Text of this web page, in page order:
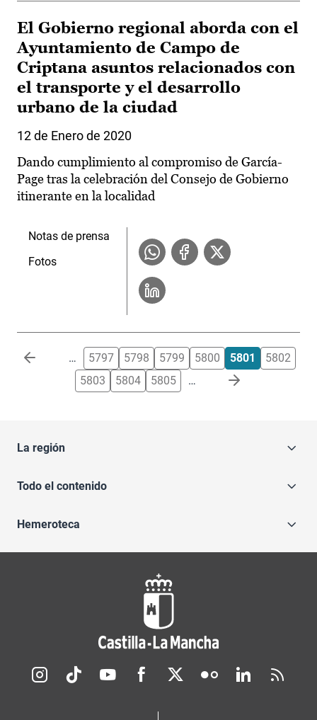
El Gobierno regional aborda con el
Ayuntamiento de Campo de
Criptana asuntos relacionados con
el transporte y el desarrollo
urbano de la ciudad
12 de Enero de 2020
Dando cumplimiento al compromiso de García-
Page tras la celebración del Consejo de Gobierno
itinerante en la localidad
Notas de prensa
Fotos
Paginación … 5797 5798 5799 5800 5801
5802
5803
5804 5805 …
La región
Todo el contenido
Hemeroteca
Redes sociales JCCM